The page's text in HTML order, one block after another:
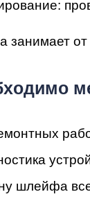
занимает
шлейфа